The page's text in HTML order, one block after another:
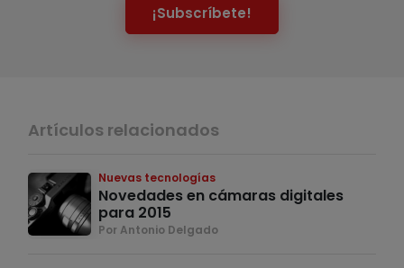
¡Subscríbete!
Artículos relacionados
Nuevas tecnologías
Novedades en cámaras digitales
para 2015
Por Antonio Delgado